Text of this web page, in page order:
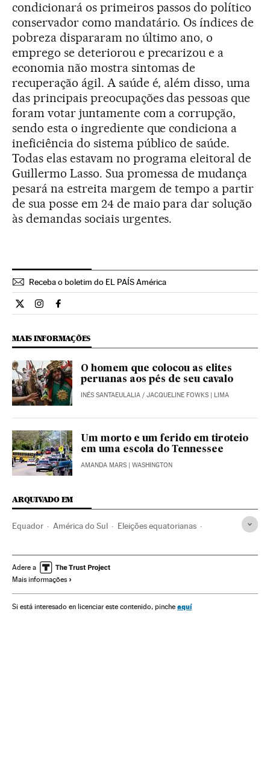
condicionará os primeiros passos do político
conservador como mandatário. Os índices de
pobreza dispararam no último ano, o
emprego se deteriorou e precarizou e a
economia não mostra sintomas de
recuperação ágil. A saúde é, além disso, uma
das principais preocupações das pessoas que
foram votar juntamente com a corrupção,
sendo esta o ingrediente que condiciona a
ineficiência do sistema público de saúde.
Todas elas estavam no programa eleitoral de
Guillermo Lasso. Sua promessa de mudança
pesará na estreita margem de tempo a partir
de sua posse em 24 de maio para dar solução
às demandas sociais urgentes.
Receba o boletim do EL PAÍS América
Internacional El País Brasil en Twitter
Internacional El País Brasil en Instagram
Internacional El País Brasil en Facebook
MAIS INFORMAÇÕES
O homem que colocou as elites
peruanas aos pés de seu cavalo
INÉS SANTAEULALIA / JACQUELINE FOWKS | LIMA
Um morto e um ferido em tiroteio
em uma escola do Tennessee
AMANDA MARS | WASHINGTON
ARQUIVADO EM
Equador América do Sul Eleições equatorianas
Adere a
Mais informações
Si está interesado en licenciar este contenido, pinche aquí